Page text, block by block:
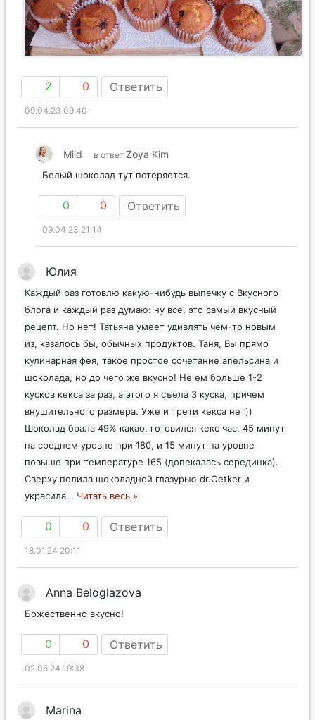
2 0 Ответить
09.04.23 09:40
Mild в ответ Zoya Kim
Белый шоколад тут потеряется.
0 0 Ответить
09.04.23 21:14
Юлия
Каждый раз готовлю какую-нибудь выпечку с Вкусного
блога и каждый раз думаю: ну все, это самый вкусный
рецепт. Но нет! Татьяна умеет удивлять чем-то новым
из, казалось бы, обычных продуктов. Таня, Вы прямо
кулинарная фея, такое простое сочетание апельсина и
шоколада, но до чего же вкусно! Не ем больше 1-2
кусков кекса за раз, а этого я съела 3 куска, причем
внушительного размера. Уже и трети кекса нет))
Шоколад брала 49% какао, готовился кекс час, 45 минут
на среднем уровне при 180, и 15 минут на уровне
повыше при температуре 165 (допекалась серединка).
Сверху полила шоколадной глазурью dr.Oetker и
украсила… Читать весь »
0 0 Ответить
18.01.24 20:11
Anna Beloglazova
Божественно вкусно!
0 0 Ответить
02.06.24 19:38
Marina